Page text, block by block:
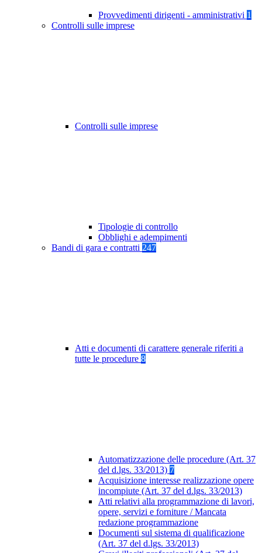
Provvedimenti dirigenti - amministrativi 1
Controlli sulle imprese
Controlli sulle imprese
Tipologie di controllo
Obblighi e adempimenti
Bandi di gara e contratti 247
Atti e documenti di carattere generale riferiti a
tutte le procedure 8
Automatizzazione delle procedure (Art. 37
del d.lgs. 33/2013) 7
Acquisizione interesse realizzazione opere
incompiute (Art. 37 del d.lgs. 33/2013)
Atti relativi alla programmazione di lavori,
opere, servizi e forniture / Mancata
redazione programmazione
Documenti sul sistema di qualificazione
(Art. 37 del d.lgs. 33/2013)